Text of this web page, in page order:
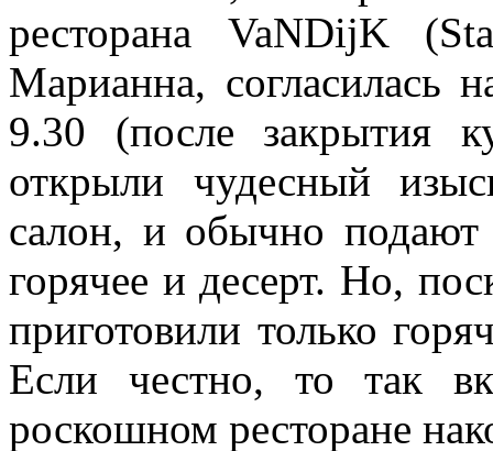
ресторана VaNDijK
Марианна, согласилась
9.30 (после закрытия
открыли чудесный
салон, и обычно
горячее и десерт. Но,
приготовили только
Если честно, то так
роскошном ресторане